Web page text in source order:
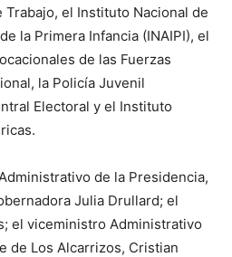
el Instituto Nacional de
la Primera Infancia (INAIPI), el
de las Fuerzas
la Policía Juvenil
Electoral y el Instituto
de la Presidencia,
Julia Drullard; el
el viceministro Administrativo
de Los Alcarrizos, Cristian